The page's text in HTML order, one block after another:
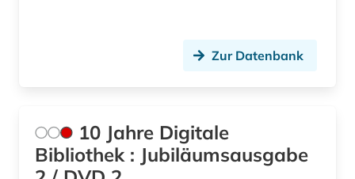
anglistik (3)Luxemburg (6)
Zur Datenbank
10 Jahre Digitale
Bibliothek : Jubiläumsausgabe